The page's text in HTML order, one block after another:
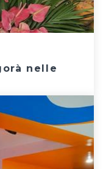
nelle